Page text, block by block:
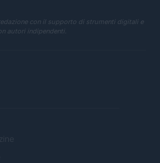
con il supporto di strumenti digitali e
autori indipendenti.